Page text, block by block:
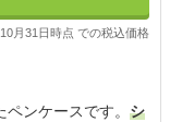
月31日時点 での税込価格
ンケースです。 シ